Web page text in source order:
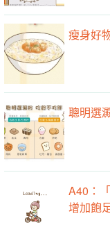
瘦身好
聰明選
A40：
增加飽